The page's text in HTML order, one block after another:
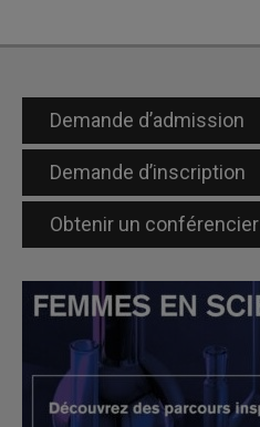
Demande d’admission
Demande d’inscription
Obtenir un conférencier